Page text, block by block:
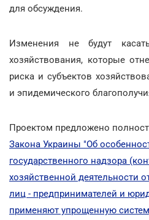
для обсуждения.
Изменения не будут
хозяйствования, которые
риска и субъектов
и эпидемического
Проектом предложено
Закона Украины "Об
государственного надзора
хозяйственной деятельности
лиц - предпринимателей и
применяют упрощенную